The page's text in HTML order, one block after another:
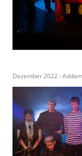
Dezember 2022 -